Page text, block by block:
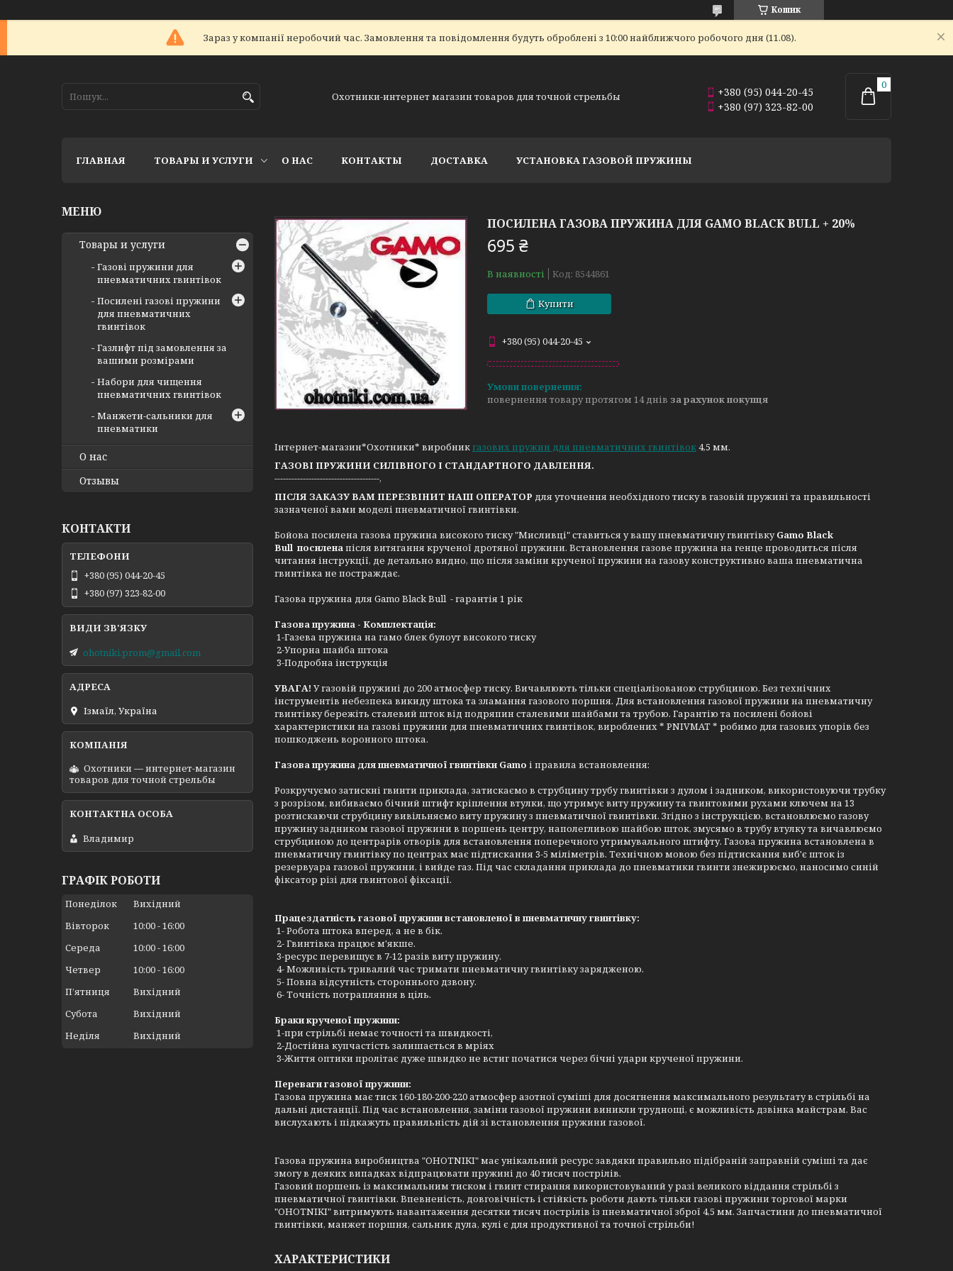
Кошик
Зараз у компанії неробочий час. Замовлення та повідомлення будуть оброблені з 10:00 найближчого робочого дня (11.08).
Охотники-интернет магазин товаров для точной стрельбы
+380 (95) 044-20-45
+380 (97) 323-82-00
ГЛАВНАЯ ТОВАРЫ И УСЛУГИ О НАС КОНТАКТЫ ДОСТАВКА УСТАНОВКА ГАЗОВОЙ ПРУЖИНЫ
ПОСИЛЕНА ГАЗОВА ПРУЖИНА ДЛЯ GAMO BLACK BULL + 20%
695 ₴
В наявності Код: 8544861
Купити
+380 (95) 044-20-45
повернення товару протягом 14 днів за рахунок покупця
Інтернет-магазин*Охотники* виробник газових пружин для пневматичних гвинтівок4,5 мм.
ГАЗОВІ ПРУЖИНИ СИЛІВНОГО І СТАНДАРТНОГО ДАВЛЕННЯ.
-------------------------------------,
ПІСЛЯ ЗАКАЗУ ВАМ ПЕРЕЗВІНИТ НАШ ОПЕРАТОР для уточнення необхідного тиску в газовій пружині та правильності
зазначеної вами моделі пневматичної гвинтівки.
Бойова посилена газова пружина високого тиску "Мисливці" ставиться у вашу пневматичну гвинтівкуGamo Black
Bull посиленапісля витягання крученої дротяної пружини. Встановлення газове пружина на генце проводиться після
читання інструкції, де детально видно, що після заміни крученої пружини на газову конструктивно ваша пневматична
гвинтівка не постраждає.
Газова пружина для Gamo Black Bull - гарантія 1 рік
Газова пружина - Комплектація:
1-Газева пружина на гамо блек булоут високого тиску
2-Упорна шайба штока
3-Подробна інструкція
УВАГА! У газовій пружині до 200 атмосфер тиску. Вичавлюють тільки спеціалізованою струбциною. Без технічних
інструментів небезпека викиду штока та зламання газового поршня. Для встановлення газової пружини на пневматичну
гвинтівку бережіть сталевий шток від подряпин сталевими шайбами та трубою. Гарантію та посилені бойові
характеристики на газові пружини для пневматичних гвинтівок, вироблених * PNIVMAT * робимо для газових упорів без
пошкоджень воронного штока.
Газова пружина для пневматичної гвинтівки Gamo і правила встановлення:
Розкручуємо затискні гвинти приклада, затискаємо в струбцину трубу гвинтівки з дулом і задником, використовуючи трубку
з розрізом, вибиваємо бічний штифт кріплення втулки, що утримує виту пружину та гвинтовими рухами ключем на 13
розтискаючи струбцину вивільняємо виту пружину з пневматичної гвинтівки. Згідно з інструкцією, встановлюємо газову
пружину задником газової пружини в поршень центру, наполегливою шайбою шток, змусямо в трубу втулку та вичавлюємо
струбциною до центрарів отворів для встановлення поперечного утримувального штифту. Газова пружина встановлена в
пневматичну гвинтівку по центрах має підтискання 3-5 міліметрів. Технічною мовою без підтискання виб'є шток із
резервуара газової пружини, і вийде газ. Під час складання приклада до пневматики гвинти знежирюємо, наносимо синій
фіксатор різі для гвинтової фіксації.
Працездатність газової пружини встановленої в пневматичну гвинтівку:
1- Робота штока вперед, а не в бік.
2- Гвинтівка працює м'якше.
3-ресурс перевищує в 7-12 разів виту пружину.
4- Можливість тривалий час тримати пневматичну гвинтівку зарядженою.
5- Повна відсутність стороннього дзвону.
6- Точність потрапляння в ціль.
Браки крученої пружини:
1-при стрільбі немає точності та швидкості,
2-Достійна купчастість залишається в мріях
3-Життя оптики пролітає дуже швидко не встиг початися через бічні удари крученої пружини.
Переваги газової пружини:
Газова пружина має тиск 160-180-200-220 атмосфер азотної суміші для досягнення максимального результату в стрільбі на
дальні дистанції. Під час встановлення, заміни газової пружини виникли труднощі, є можливість дзвінка майстрам. Вас
вислухають і підкажуть правильність дій зі встановлення пружини газової.
Газова пружина виробництва "OHOTNIKI" має унікальний ресурс завдяки правильно підібраній заправній суміші та дає
змогу в деяких випадках відпрацювати пружині до 40 тисяч пострілів.
Газовий поршень із максимальним тиском і гвинт стирання використовуваний у разі великого віддання стрільбі з
пневматичної гвинтівки. Впевненість, довговічність і стійкість роботи дають тільки газові пружини торгової марки
"OHOTNIKI" витримують навантаження десятки тисяч пострілів із пневматичної зброї 4,5 мм. Запчастини до пневматичної
гвинтівки, манжет поршня, сальник дула, кулі є для продуктивної та точної стрільби!
ХАРАКТЕРИСТИКИ
Товары и услуги
Газові пружини для
пневматичних гвинтівок
Посилені газові пружини
для пневматичних
гвинтівок
Газлифт під замовлення за
вашими розмірами
Набори для чищення
пневматичних гвинтівок
Манжети-сальники для
пневматики
О нас
Отзывы
КОНТАКТИ
+380 (95) 044-20-45
+380 (97) 323-82-00
ohotniki.prom@gmail.com
Ізмаїл, Україна
Охотники — интернет-магазин
товаров для точной стрельбы
Владимир
ГРАФІК РОБОТИ
Понеділок
Вихідний
Вівторок
10:00 16:00
Середа
10:00 16:00
Четвер
10:00 16:00
Пʼятниця
Вихідний
Субота
Вихідний
Неділя
Вихідний